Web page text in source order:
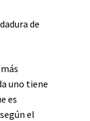
de
uno tiene
es
el